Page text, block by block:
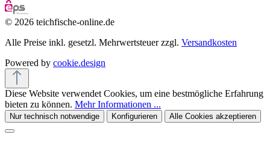
© 2026 teichfische-online.de
Alle Preise inkl. gesetzl. Mehrwertsteuer zzgl. Versandkosten
Powered by cookie.design
Diese Website verwendet Cookies, um eine bestmögliche Erfahrung
bieten zu können. Mehr Informationen ...
Nur technisch notwendige Konfigurieren Alle Cookies akzeptieren